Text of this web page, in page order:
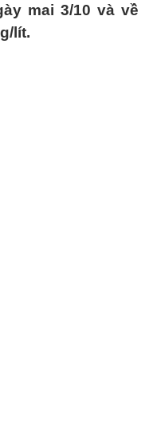
mai 3/10 và về
lít.